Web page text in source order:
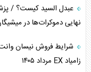
همسویی عربستان با
ترامپ و توهم خلع سلاح
چرا کویت به دنبال شریک
عبدل السید کیست؟ /
نهایی دموکرات‌ها در
شرایط فروش نیسان
زامیاد EX مرداد ۱۴۰۵